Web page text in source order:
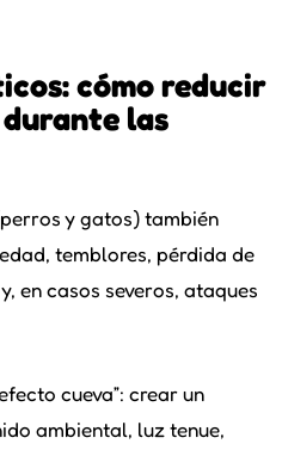
cómo reducir
las
y gatos) también
temblores, pérdida de
en casos severos, ataques
cueva”: crear un
ambiental, luz tenue,